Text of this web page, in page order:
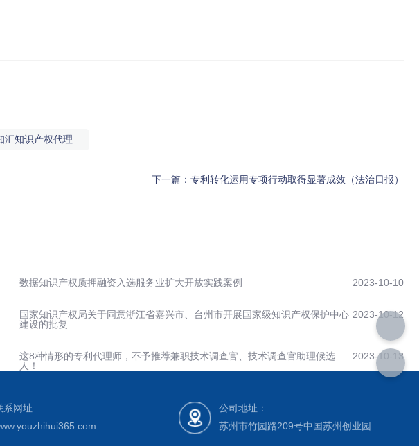
汇知识产权代理
下一篇： 专利转化运用专项行动取得显著成效（法治日报）
2023-10-10
数据知识产权质押融资入选服务业扩大开放实践案例
2023-10-12
国家知识产权局关于同意浙江省嘉兴市、台州市开展国家级知识产权保护中心
建设的批复
2023-10-13
这8种情形的专利代理师，不予推荐兼职技术调查官、技术调查官助理候选
人！
系网址
公司地址：
苏州市竹园路209号中国苏州创业园